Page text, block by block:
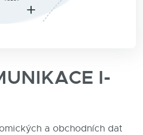
I-
a obchodních dat